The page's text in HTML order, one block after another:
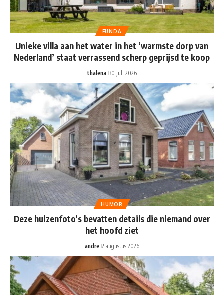
FUNDA
Unieke villa aan het water in het ‘warmste dorp van
Nederland’ staat verrassend scherp geprijsd te koop
thalena 30 juli 2026
HUMOR
Deze huizenfoto’s bevatten details die niemand over
het hoofd ziet
andre 2 augustus 2026